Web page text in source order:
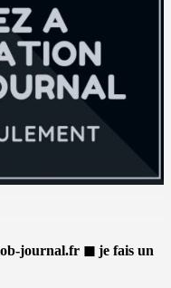
journal.fr ◼ je fais un